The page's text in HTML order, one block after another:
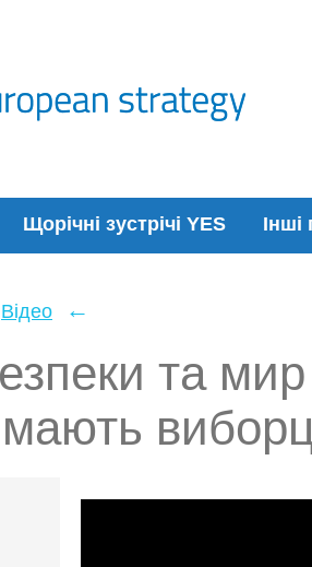
Щорічні зустрічі YES Інші
Відео ←
та